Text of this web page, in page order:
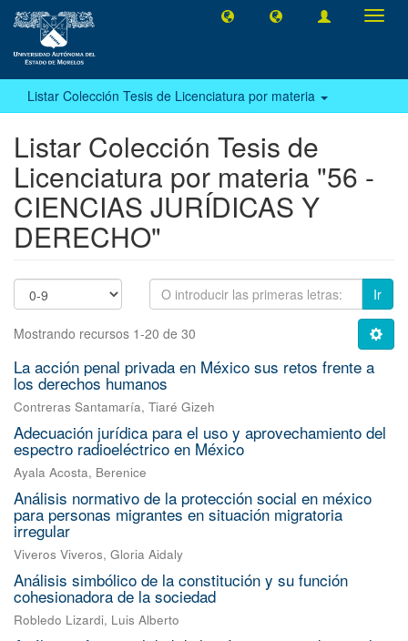
Listar Colección Tesis de Licenciatura por materia
Listar Colección Tesis de
Licenciatura por materia "56 -
CIENCIAS JURÍDICAS Y
DERECHO"
Ir
Mostrando recursos 1-20 de 30
La acción penal privada en México sus retos frente a
los derechos humanos
Contreras Santamaría, Tiaré Gizeh
Adecuación jurídica para el uso y aprovechamiento del
espectro radioeléctrico en México
Ayala Acosta, Berenice
Análisis normativo de la protección social en méxico
para personas migrantes en situación migratoria
irregular
Viveros Viveros, Gloria Aidaly
Análisis simbólico de la constitución y su función
cohesionadora de la sociedad
Robledo Lizardi, Luis Alberto